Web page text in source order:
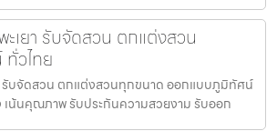
เยา รับจัดสวน ตกแต่งสวน
วไทย
รับจัดสวน ตกแต่งสวนทุกขนาด ออกแบบภูมิทัศน์
เน้นคุณภาพ รับประกันความสวยงาม รับออก